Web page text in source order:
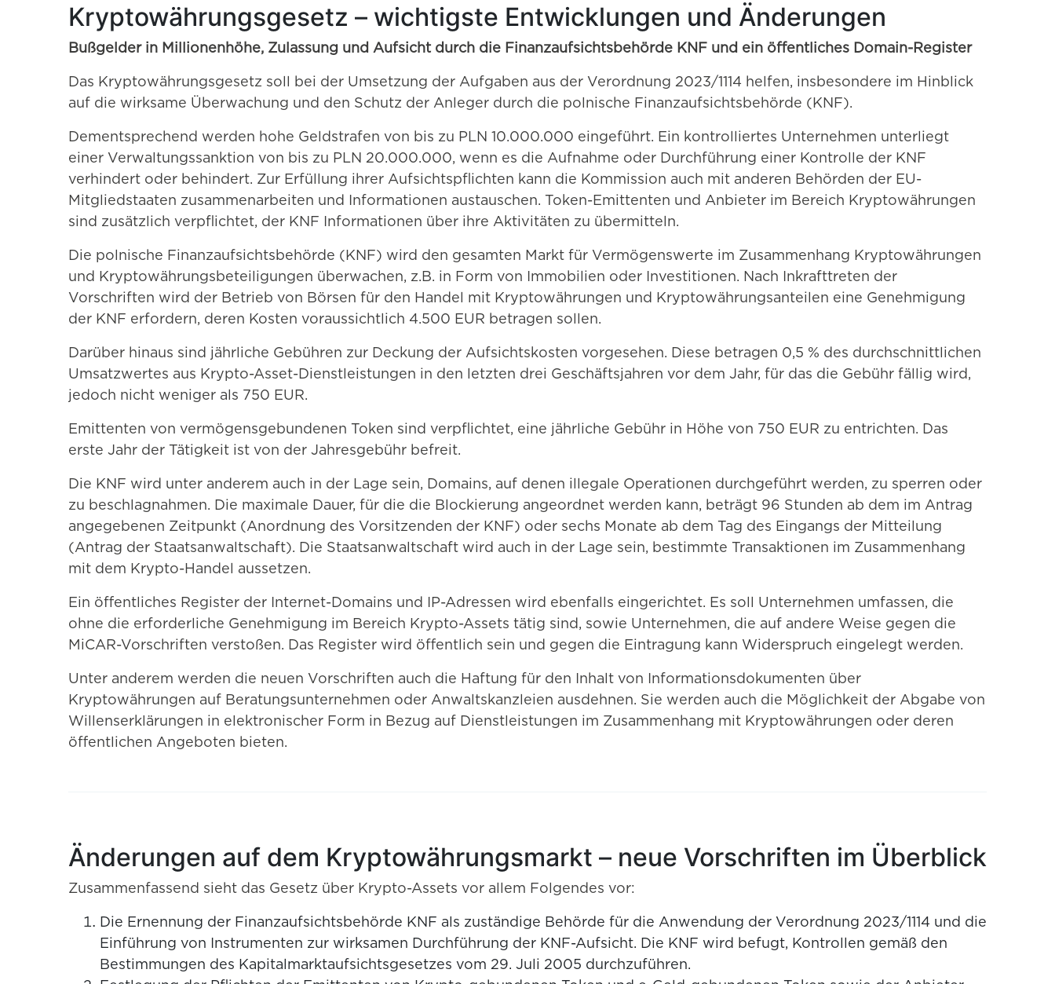
Kryptowährungsgesetz – wichtigste Entwicklungen und Änderungen
Bußgelder in Millionenhöhe, Zulassung und Aufsicht durch die Finanzaufsichtsbehörde KNF und ein öffentliches Domain-Register
Das Kryptowährungsgesetz soll bei der Umsetzung der Aufgaben aus der Verordnung 2023/1114 helfen, insbesondere im Hinblick
auf die wirksame Überwachung und den Schutz der Anleger durch die polnische Finanzaufsichtsbehörde (KNF).
Dementsprechend werden hohe Geldstrafen von bis zu PLN 10.000.000 eingeführt. Ein kontrolliertes Unternehmen unterliegt
einer Verwaltungssanktion von bis zu PLN 20.000.000, wenn es die Aufnahme oder Durchführung einer Kontrolle der KNF
verhindert oder behindert. Zur Erfüllung ihrer Aufsichtspflichten kann die Kommission auch mit anderen Behörden der EU-
Mitgliedstaaten zusammenarbeiten und Informationen austauschen. Token-Emittenten und Anbieter im Bereich Kryptowährungen
sind zusätzlich verpflichtet, der KNF Informationen über ihre Aktivitäten zu übermitteln.
Die polnische Finanzaufsichtsbehörde (KNF) wird den gesamten Markt für Vermögenswerte im Zusammenhang Kryptowährungen
und Kryptowährungsbeteiligungen überwachen, z.B. in Form von Immobilien oder Investitionen. Nach Inkrafttreten der
Vorschriften wird der Betrieb von Börsen für den Handel mit Kryptowährungen und Kryptowährungsanteilen eine Genehmigung
der KNF erfordern, deren Kosten voraussichtlich 4.500 EUR betragen sollen.
Darüber hinaus sind jährliche Gebühren zur Deckung der Aufsichtskosten vorgesehen. Diese betragen 0,5 % des durchschnittlichen
Umsatzwertes aus Krypto-Asset-Dienstleistungen in den letzten drei Geschäftsjahren vor dem Jahr, für das die Gebühr fällig wird,
jedoch nicht weniger als 750 EUR.
Emittenten von vermögensgebundenen Token sind verpflichtet, eine jährliche Gebühr in Höhe von 750 EUR zu entrichten. Das
erste Jahr der Tätigkeit ist von der Jahresgebühr befreit.
Die KNF wird unter anderem auch in der Lage sein, Domains, auf denen illegale Operationen durchgeführt werden, zu sperren oder
zu beschlagnahmen. Die maximale Dauer, für die die Blockierung angeordnet werden kann, beträgt 96 Stunden ab dem im Antrag
angegebenen Zeitpunkt (Anordnung des Vorsitzenden der KNF) oder sechs Monate ab dem Tag des Eingangs der Mitteilung
(Antrag der Staatsanwaltschaft). Die Staatsanwaltschaft wird auch in der Lage sein, bestimmte Transaktionen im Zusammenhang
mit dem Krypto-Handel aussetzen.
Ein öffentliches Register der Internet-Domains und IP-Adressen wird ebenfalls eingerichtet. Es soll Unternehmen umfassen, die
ohne die erforderliche Genehmigung im Bereich Krypto-Assets tätig sind, sowie Unternehmen, die auf andere Weise gegen die
MiCAR-Vorschriften verstoßen. Das Register wird öffentlich sein und gegen die Eintragung kann Widerspruch eingelegt werden.
Unter anderem werden die neuen Vorschriften auch die Haftung für den Inhalt von Informationsdokumenten über
Kryptowährungen auf Beratungsunternehmen oder Anwaltskanzleien ausdehnen. Sie werden auch die Möglichkeit der Abgabe von
Willenserklärungen in elektronischer Form in Bezug auf Dienstleistungen im Zusammenhang mit Kryptowährungen oder deren
öffentlichen Angeboten bieten.
Änderungen auf dem Kryptowährungsmarkt – neue Vorschriften im Überblick
Zusammenfassend sieht das Gesetz über Krypto-Assets vor allem Folgendes vor:
Die Ernennung der Finanzaufsichtsbehörde KNF als zuständige Behörde für die Anwendung der Verordnung 2023/1114 und die
Einführung von Instrumenten zur wirksamen Durchführung der KNF-Aufsicht. Die KNF wird befugt, Kontrollen gemäß den
Bestimmungen des Kapitalmarktaufsichtsgesetzes vom 29. Juli 2005 durchzuführen.